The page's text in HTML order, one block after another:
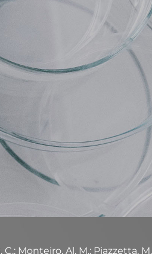
Monteiro, Al. M.; Piazzetta,